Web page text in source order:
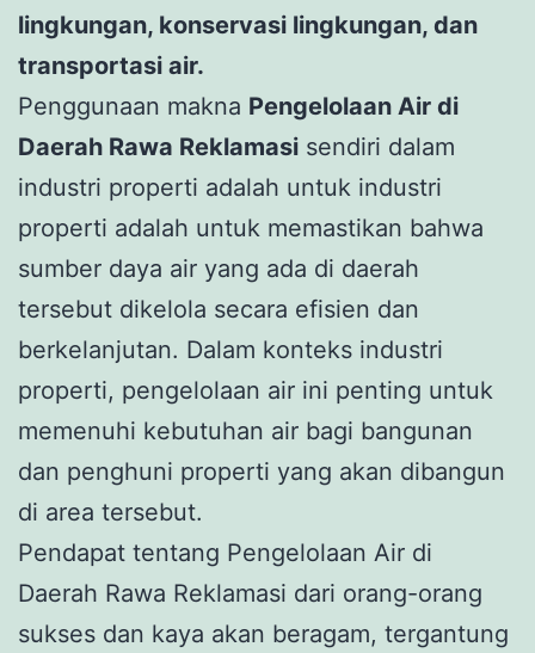
lingkungan, konservasi lingkungan, dan
transportasi air.
Penggunaan makna Pengelolaan Air di
Daerah Rawa Reklamasi sendiri dalam
industri properti adalah untuk industri
properti adalah untuk memastikan bahwa
sumber daya air yang ada di daerah
tersebut dikelola secara efisien dan
berkelanjutan. Dalam konteks industri
properti, pengelolaan air ini penting untuk
memenuhi kebutuhan air bagi bangunan
dan penghuni properti yang akan dibangun
di area tersebut.
Pendapat tentang Pengelolaan Air di
Daerah Rawa Reklamasi dari orang-orang
sukses dan kaya akan beragam, tergantung